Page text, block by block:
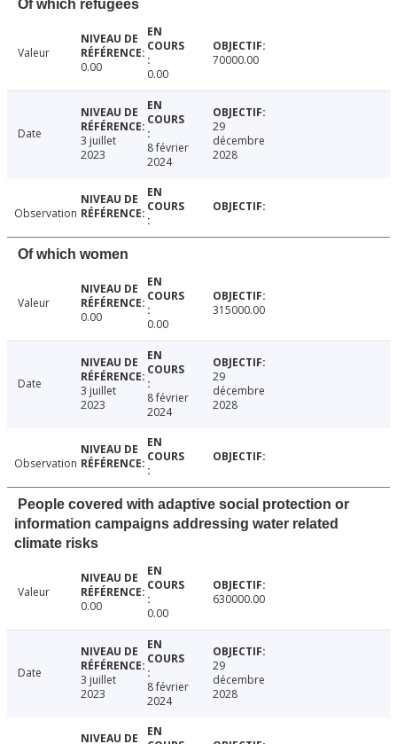
Of which refugees
Valeur
0.00
0.00
70000.00
Date
3 juillet
2023
8 février
2024
29
décembre
2028
Observation
Of which women
Valeur
0.00
0.00
315000.00
Date
3 juillet
2023
8 février
2024
29
décembre
2028
Observation
People covered with adaptive social protection or
information campaigns addressing water related
climate risks
Valeur
0.00
0.00
630000.00
Date
3 juillet
2023
8 février
2024
29
décembre
2028